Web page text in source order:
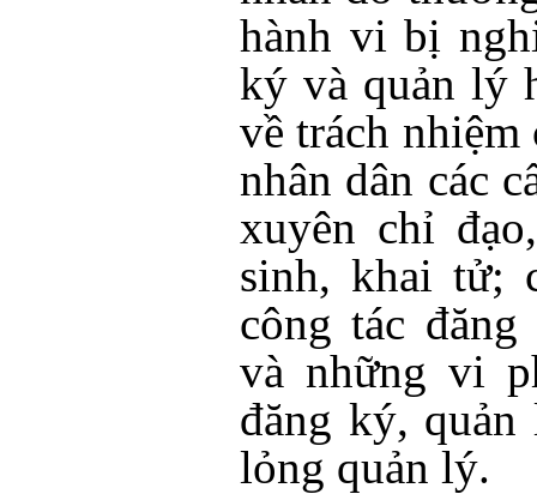
hành vi bị
ký và quản lý
về trách
nhân dân các
xuyên chỉ
sinh, khai tử;
công tác
và những vi
đăng ký,
lỏng quản lý.